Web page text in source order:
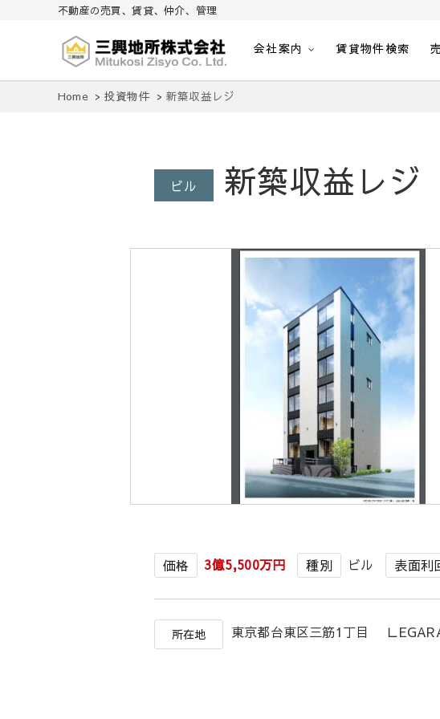
不動産の売買、賃貸、仲介、管理
三興地所株式会社
不動産の売買、賃貸、仲介、管理
会社案内 賃貸物件検索
Home 投資物件 新築収益レジ
ビル 新築収益レジ
価格 3億5,500万円 種別 ビル 表面利
所在地 東京都台東区三筋1丁目 Ｌ